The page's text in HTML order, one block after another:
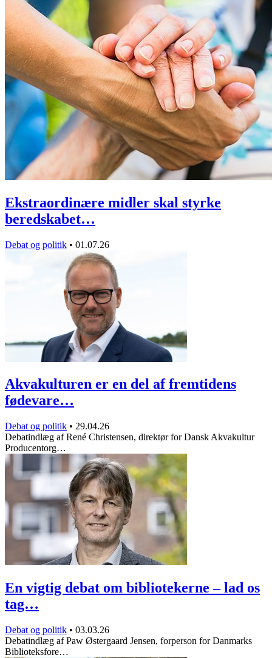
Ekstraordinære midler skal styrke
beredskabet…
Debat og politik • 01.07.26
Akvakulturen er en del af fremtidens
fødevare…
Debat og politik • 29.04.26
Debatindlæg af René Christensen, direktør for Dansk Akvakultur
Producentorg…
En vigtig debat om bibliotekerne – lad os
tag…
Debat og politik • 03.03.26
Debatindlæg af Paw Østergaard Jensen, forperson for Danmarks
Biblioteksfore…